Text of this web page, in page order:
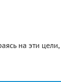
на эти